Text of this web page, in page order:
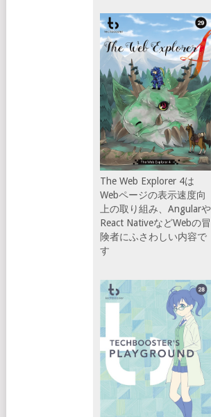
The Web Explorer 4は
Webページの表示速度向
上の取り組み、Angularや
React NativeなどWebの冒
険者にふさわしい内容で
す